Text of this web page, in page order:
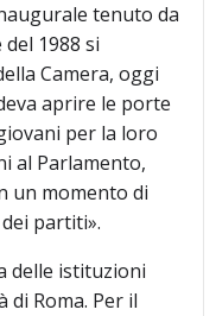
tenuto da
1988 si
Camera, oggi
aprire le porte
per la loro
al Parlamento,
un momento di
partiti».
delle istituzioni
di Roma. Per il